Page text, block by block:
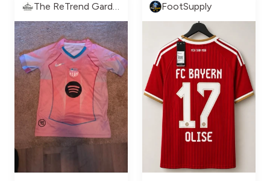
The ReTrend Garderob FootSupply